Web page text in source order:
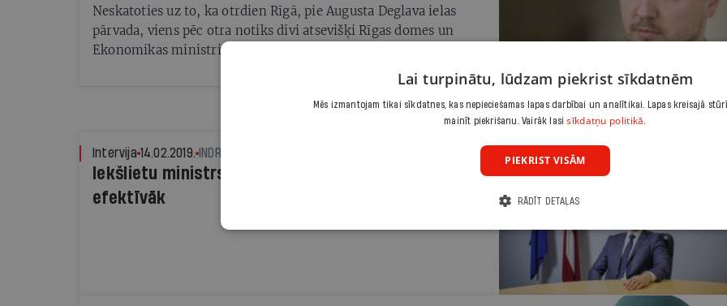
Neskatoties uz to, ka otrdien Rīgā, pie Augusta Deglava ielas
pārvada, viens pēc otra notiks divi atsevišķi Rīgas domes un
Ekonomikas ministrijas (EM) rīkoti pasākumi, lai pārrunātu
Deglava tilta remonta problēmas, iekšlietu ministrs Sandis
Ģirģens (KPV LV) jau izdevis rīkojumu par visu formalitāšu
kārtošanu, lai tilts ceturtdien, 25.aprīlī satiksmei tiktu slēgts.
Intervija 14.02.2019. INDRA SPRANCE
Iekšlietu ministrs Ģirģens: Mazāk, ātrāk un
efektīvāk
Lai turpinātu, lūdzam piekrist sīkdatnēm
Mēs izmantojam tikai sīkdatnes, kas nepieciešamas lapas darbībai un analītikai. Lapas kreisajā
mainīt piekrišanu. Vairāk lasisīkdatņu politikā.
PIEKRIST VISĀM
RĀDĪT DETAĻAS